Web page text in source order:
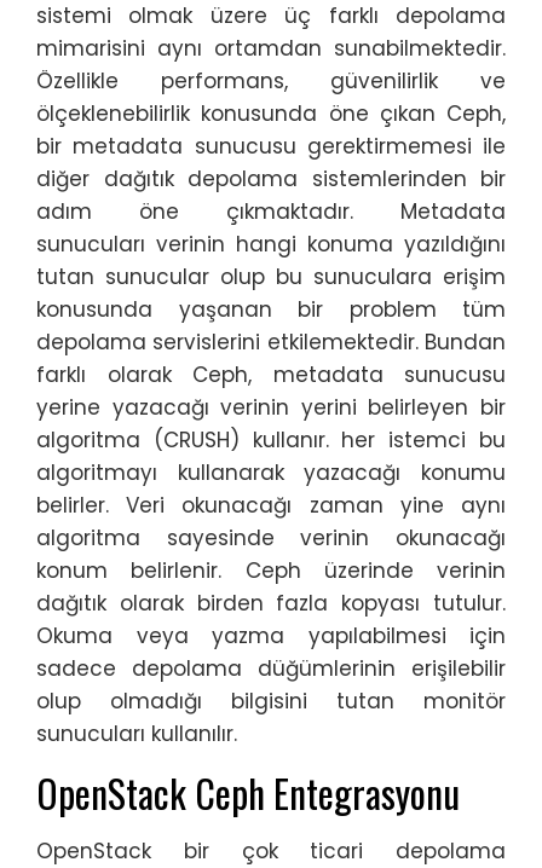
sistemi olmak üzere üç farklı depolama
mimarisini aynı ortamdan sunabilmektedir.
Özellikle performans, güvenilirlik ve
ölçeklenebilirlik konusunda öne çıkan Ceph,
bir metadata sunucusu gerektirmemesi ile
diğer dağıtık depolama sistemlerinden bir
adım öne çıkmaktadır. Metadata
sunucuları verinin hangi konuma yazıldığını
tutan sunucular olup bu sunuculara erişim
konusunda yaşanan bir problem tüm
depolama servislerini etkilemektedir. Bundan
farklı olarak Ceph, metadata sunucusu
yerine yazacağı verinin yerini belirleyen bir
algoritma (CRUSH) kullanır. her istemci bu
algoritmayı kullanarak yazacağı konumu
belirler. Veri okunacağı zaman yine aynı
algoritma sayesinde verinin okunacağı
konum belirlenir. Ceph üzerinde verinin
dağıtık olarak birden fazla kopyası tutulur.
Okuma veya yazma yapılabilmesi için
sadece depolama düğümlerinin erişilebilir
olup olmadığı bilgisini tutan monitör
sunucuları kullanılır.
OpenStack Ceph Entegrasyonu
OpenStack bir çok ticari depolama